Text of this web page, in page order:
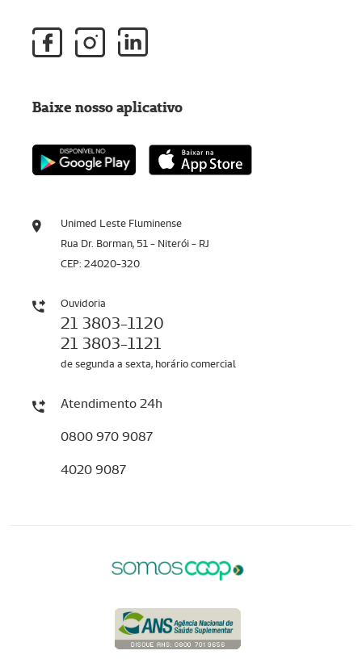
Unimed Leste Fluminense
Rua Dr. Borman, 51 - Niterói - RJ
CEP: 24020-320
Ouvidoria
21 3803-1120
21 3803-1121
de segunda a sexta, horário comercial
Atendimento 24h
0800 970 9087
4020 9087
Baixe nosso aplicativo